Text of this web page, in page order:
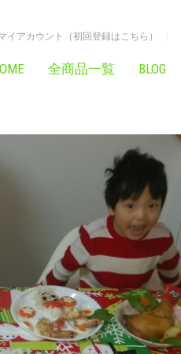
イアカウント（初回登録はこちら）
全商品一覧 BLOG